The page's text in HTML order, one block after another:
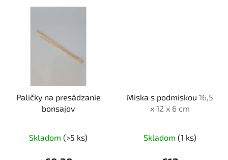
Paličky na presádzanie
bonsajov
Skladom (>5 ks)
Miska s podmiskou 16,5
x 12 x 6 cm
Skladom (1 ks)